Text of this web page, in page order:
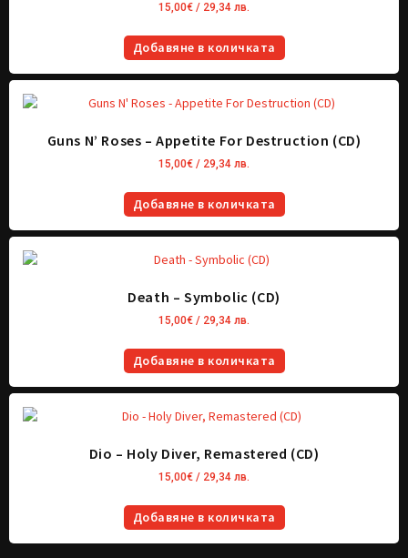
15,00€ / 29,34 лв.
Добавяне в количката
Guns N’ Roses – Appetite For Destruction (CD)
15,00€ / 29,34 лв.
Добавяне в количката
Death – Symbolic (CD)
15,00€ / 29,34 лв.
Добавяне в количката
Dio – Holy Diver, Remastered (CD)
15,00€ / 29,34 лв.
Добавяне в количката